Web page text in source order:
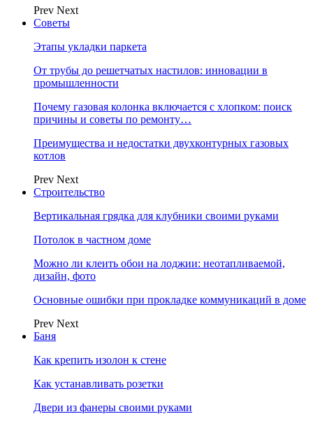
Prev Next
Советы
Этапы укладки паркета
От трубы до решетчатых настилов: инновации в
промышленности
Почему газовая колонка включается с хлопком: поиск
причины и советы по ремонту…
Преимущества и недостатки двухконтурных газовых
котлов
Prev Next
Строительство
Вертикальная грядка для клубники своими руками
Потолок в частном доме
Можно ли клеить обои на лоджии: неотапливаемой,
дизайн, фото
Основные ошибки при прокладке коммуникаций в доме
Prev Next
Баня
Как крепить изолон к стене
Как устанавливать розетки
Двери из фанеры своими руками